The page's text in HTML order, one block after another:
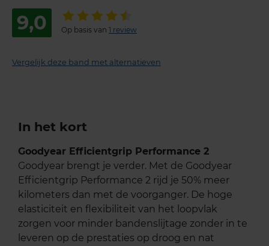
9,0 Op basis van 1 review
Vergelijk deze band met alternatieven
In het kort
Goodyear Efficientgrip Performance 2
Goodyear brengt je verder. Met de Goodyear
Efficientgrip Performance 2 rijd je 50% meer
kilometers dan met de voorganger. De hoge
elasticiteit en flexibiliteit van het loopvlak
zorgen voor minder bandenslijtage zonder in te
leveren op de prestaties op droog en nat